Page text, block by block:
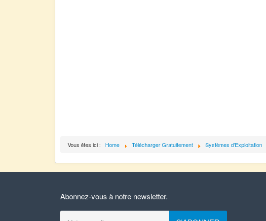
Vous êtes ici : Home Télécharger Gratuitement Systèmes d'Exploitation
Abonnez-vous à notre newsletter.